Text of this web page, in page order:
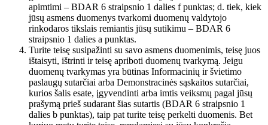
apimtimi – BDAR 6 straipsnio 1 dalies f punktas; d. tiek, kiek
jūsų asmens duomenys tvarkomi duomenų valdytojo
rinkodaros tikslais remiantis jūsų sutikimu – BDAR 6
straipsnio 1 dalies a punktas.
Turite teisę susipažinti su savo asmens duomenimis, teisę juos
ištaisyti, ištrinti ir teisę apriboti duomenų tvarkymą. Jeigu
duomenų tvarkymas yra būtinas Informacinių ir švietimo
paslaugų sutarčiai arba Demonstracinės sąskaitos sutarčiai,
kurios šalis esate, įgyvendinti arba imtis veiksmų pagal jūsų
prašymą prieš sudarant šias sutartis (BDAR 6 straipsnio 1
dalies b punktas), taip pat turite teisę perkelti duomenis. Bet